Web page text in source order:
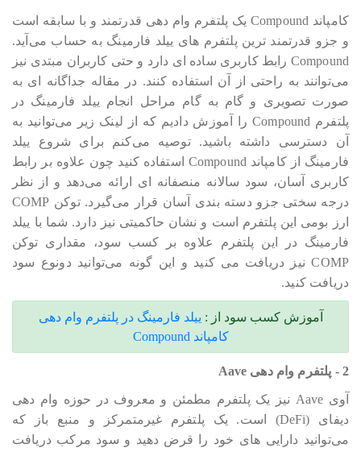
کامپاند Compound یک پلتفرم وام دهی قدرتمند و با سابقه است
و جزو قدرتمند ترین پلتفرم های ییلد فارمینگ به حساب می‎‎‎‎‎‎آید.
Compound رابط کاربری ساده ای دارد و حتی کاربران مبتدی نیز
می‎‎‎‎‎‎توانند به راحتی از آن استفاده کنند. در مقاله جداگانه ای به
صورت تصویری و گام به گام مراحل انجام ییلد فارمینگ در
پلتفرم Compound را آموزش دادیم که از لینک زیر می‎‎‎‎‎‎توانید به
آن دسترسی داشته باشید. توصیه می‎‎‎‎‎‎کنم برای شروع ییلد
فارمینگ از کامپاند Compound استفاده کنید چون علاوه بر رابط
کاربری آسان، سود سالانه منصفانه ای ارائه می‎‎‎‎‎دهد و از نظر
درجه سختی جزو دسته بندی آسان قرار می‎‎‎‎‎گیرد. توکن COMP
ارز بومی این پلتفرم است و نشان حاکمیتی نیز دارد. شما با ییلد
فارمینگ در این پلتفرم علاوه بر کسب سود، مقداری توکن
COMP نیز دریافت می کنید و این گونه می‎‎‎‎‎‎توانید دونوع سود
دریافت کنید.
آموزش کسب سود از : ییلد فارمینگ در پلتفرم وام دهی
کامپاند Compound
2 - پلتفرم وام دهی Aave
آوی Aave نیز یک پلتفرم مطمئن و معروف در حوزه وام دهی
دیفای (DeFi) است. یک پلتفرم غیرمتمرکز و منبع باز که
می‎‎‎‎‎توانید دارایی های خود را قرض دهید و سود مرکب دریافت